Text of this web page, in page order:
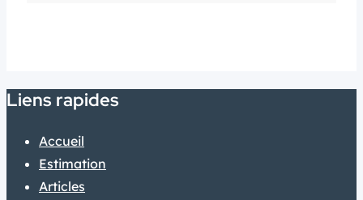
Liens rapides
Accueil
Estimation
Articles